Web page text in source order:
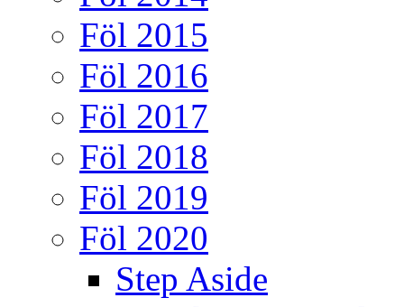
Föl 2015
Föl 2016
Föl 2017
Föl 2018
Föl 2019
Föl 2020
Step Aside